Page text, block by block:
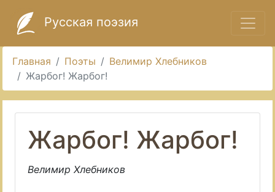
Русская поэзия
Главная Поэты
Велимир Хлебников
Жарбог! Жарбог!
Жарбог! Жарбог!
Велимир Хлебников